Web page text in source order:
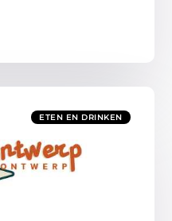
ETEN EN DRINKEN